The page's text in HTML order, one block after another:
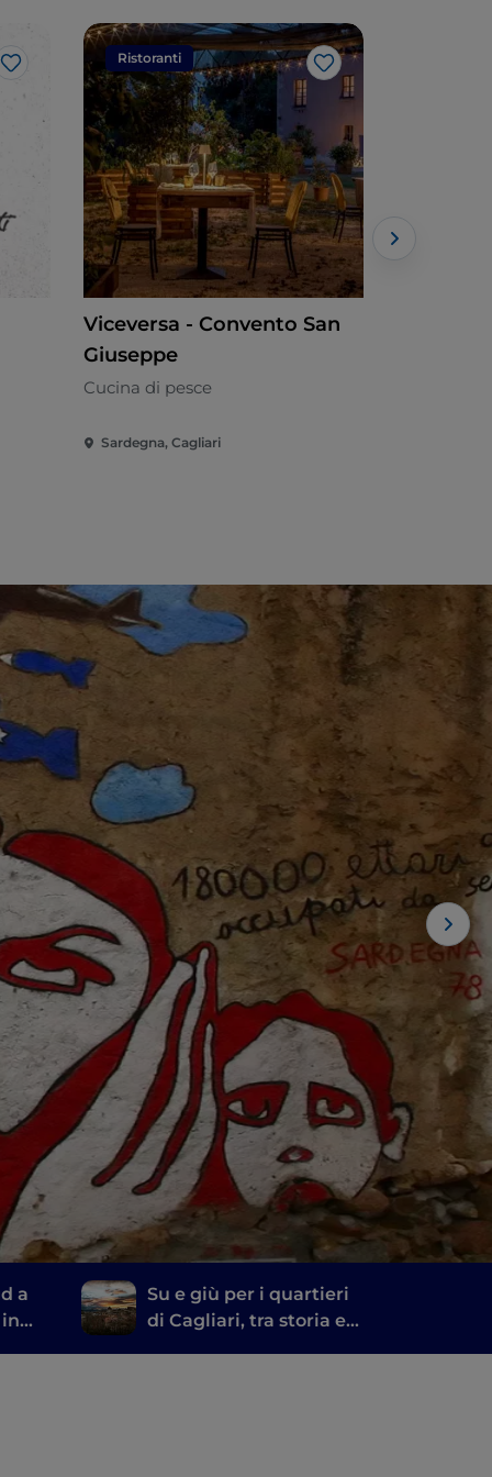
Like
Ristoranti
Like
Viceversa - Convento San
Giuseppe
Cucina di pesce
Sardegna, Cagliari
a
in
Su e giù per i quartieri
di Cagliari, tra storia e